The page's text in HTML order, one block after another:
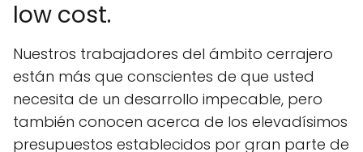
low cost.
Nuestros trabajadores del ámbito cerrajero
están más que conscientes de que usted
necesita de un desarrollo impecable, pero
también conocen acerca de los elevadísimos
presupuestos establecidos por gran parte de